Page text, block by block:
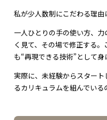
私が少人数制にこだわる理由
一人ひとりの手の使い方、
く見て、その場で修正する
も“再現できる技術”として身
実際に、未経験からスター
るカリキュラムを組んでいる